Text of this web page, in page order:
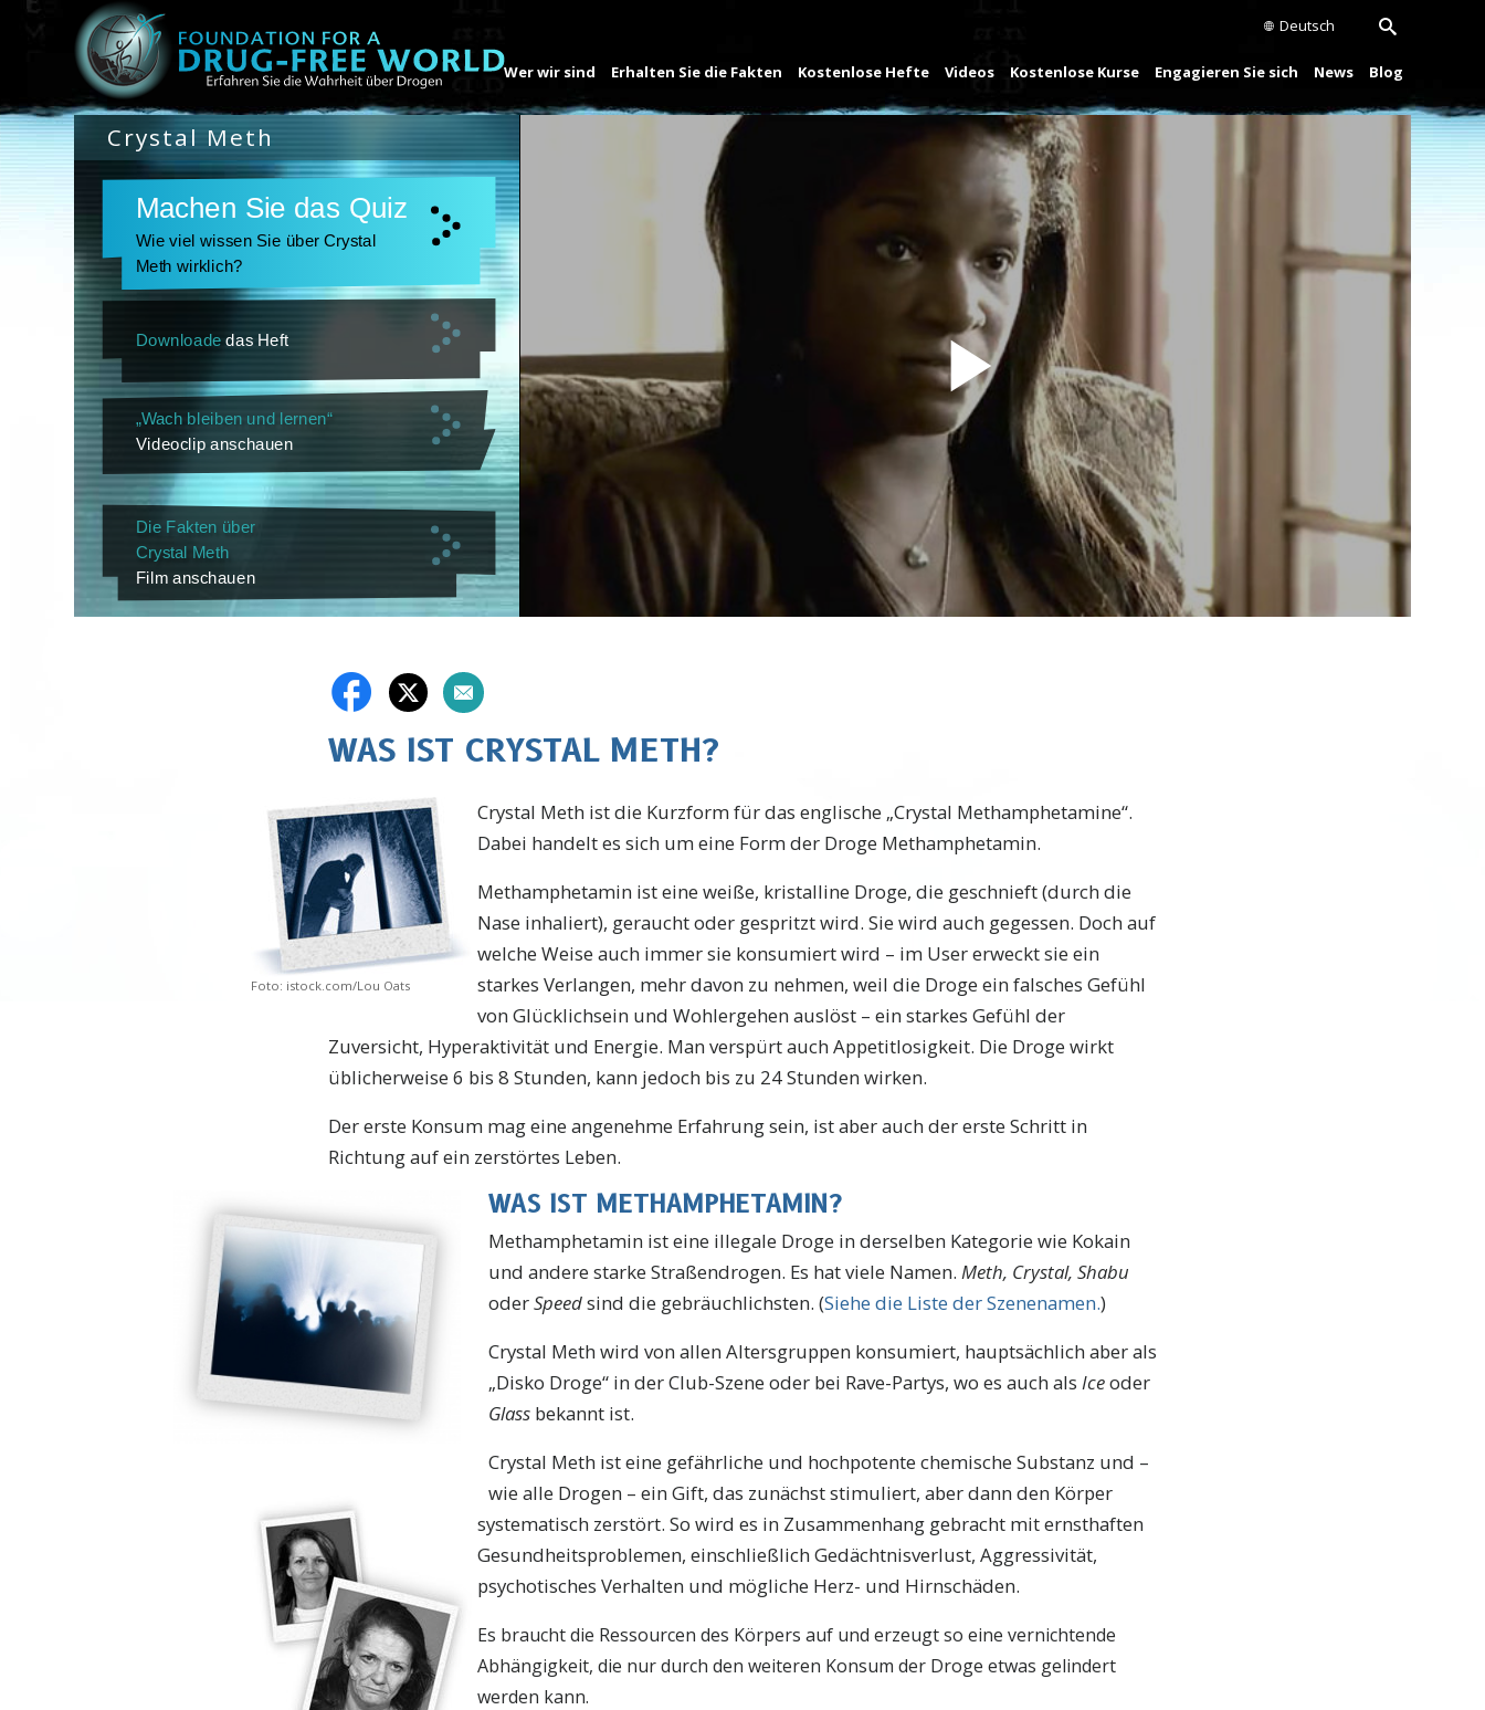
Deutsch
Wer wir sind Erhalten Sie die Fakten Kostenlose Hefte Videos Kostenlose Kurse Engagieren Sie sich News Blog
Play
Video
Crystal Meth
Machen Sie das Quiz
Wie viel wissen Sie über Crystal
Meth wirklich?
Downloade das Heft
„Wach bleiben und lernen“
Videoclip anschauen
Die Fakten über
Crystal Meth
Film anschauen
WAS IST CRYSTAL METH?
Foto: istock.com/Lou Oats
Crystal Meth ist die Kurzform für das englische „Crystal Methamphetamine“.
Dabei handelt es sich um eine Form der Droge Methamphetamin.
Methamphetamin ist eine weiße, kristalline Droge, die geschnieft (durch die
Nase inhaliert), geraucht oder gespritzt wird. Sie wird auch gegessen. Doch auf
welche Weise auch immer sie konsumiert wird – im User erweckt sie ein
starkes Verlangen, mehr davon zu nehmen, weil die Droge ein falsches Gefühl
von Glücklichsein und Wohlergehen auslöst – ein starkes Gefühl der
Zuversicht, Hyperaktivität und Energie. Man verspürt auch Appetitlosigkeit. Die Droge wirkt
üblicherweise 6 bis 8 Stunden, kann jedoch bis zu 24 Stunden wirken.
Der erste Konsum mag eine angenehme Erfahrung sein, ist aber auch der erste Schritt in
Richtung auf ein zerstörtes Leben.
WAS IST METHAMPHETAMIN?
Methamphetamin ist eine illegale Droge in derselben Kategorie wie Kokain
und andere starke Straßendrogen. Es hat viele Namen. Meth, Crystal, Shabu
oderSpeedsind die gebräuchlichsten. (Siehe die Liste der Szenenamen.)
Crystal Meth wird von allen Altersgruppen konsumiert, hauptsächlich aber als
„Disko Droge“ in der Club-Szene oder bei Rave-Partys, wo es auch als Iceoder
Glass bekannt ist.
Crystal Meth ist eine gefährliche und hochpotente chemische Substanz und –
wie alle Drogen – ein Gift, das zunächst stimuliert, aber dann den Körper
systematisch zerstört. So wird es in Zusammenhang gebracht mit ernsthaften
Gesundheitsproblemen, einschließlich Gedächtnisverlust, Aggressivität,
psychotisches Verhalten und mögliche Herz- und Hirnschäden.
Es braucht die Ressourcen des Körpers auf und erzeugt so eine vernichtende
Abhängigkeit, die nur durch den weiteren Konsum der Droge etwas gelindert
werden kann.